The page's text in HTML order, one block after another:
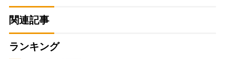
関連記事
ランキング